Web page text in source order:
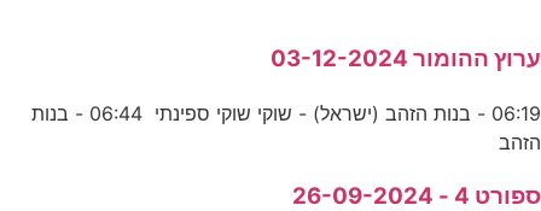
ערוץ ההומור 03-12-2024
06:19 - בנות הזהב (ישראל) - שוקי שוקי ספינתי 06:44 - בנות
הזהב
ספורט 4 - 26-09-2024